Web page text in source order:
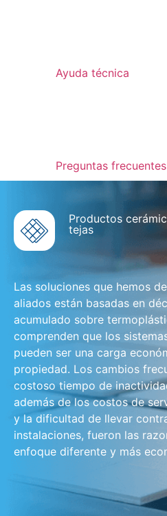
Ayuda técnica
Preguntas frecuentes
Productos
tejas
Las soluciones que hemos
aliados están basadas en
acumulado sobre
comprenden que los
pueden ser una carga
propiedad. Los cambios
costoso tiempo de
además de los costos de
y la dificultad de llevar
instalaciones, fueron las
enfoque diferente y más